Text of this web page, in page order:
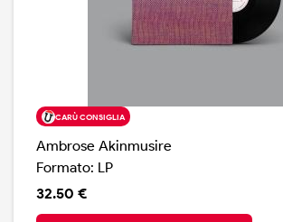
CARÙ CONSIGLIA
Ambrose Akinmusire
Formato: LP
32.50 €